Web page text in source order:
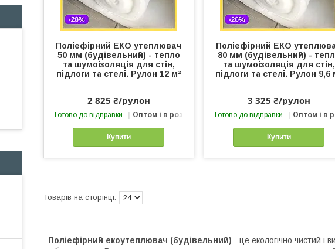
Поліефірний ЕКО утеплювач
50 мм (будівельний) - тепло
та шумоізоляція для стін,
підлоги та стелі. Рулон 12 м²
2 825 ₴/рулон
Готово до відправки Оптом і в роздріб
Купити
Поліефірний ЕКО
80 мм (будівельний) -
та шумоізоляція для стін,
підлоги та стелі. Рулон 9,6
3 325 ₴/рулон
Готово до відправки Оптом і в
Купити
Поліефірний екоутеплювач (будівельний) - це екологічно чистий і